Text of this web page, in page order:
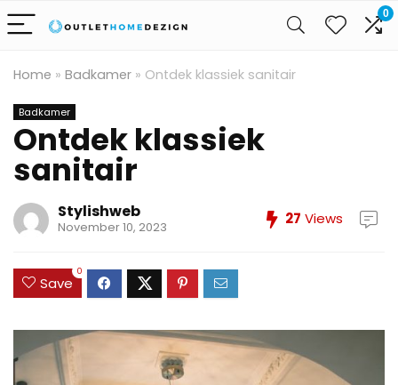
0
Home » Badkamer » Ontdek klassiek sanitair
Badkamer
Ontdek klassiek
sanitair
Stylishweb
November 10, 2023 27 Views
Save
0